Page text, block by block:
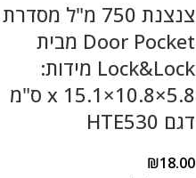
צנצנת 750 מ"ל מסדרת
Door Pocket מבית
Lock&Lock מידות:
5.8×10.8×15.1 x ס"מ
דגם HTE530
₪18.00